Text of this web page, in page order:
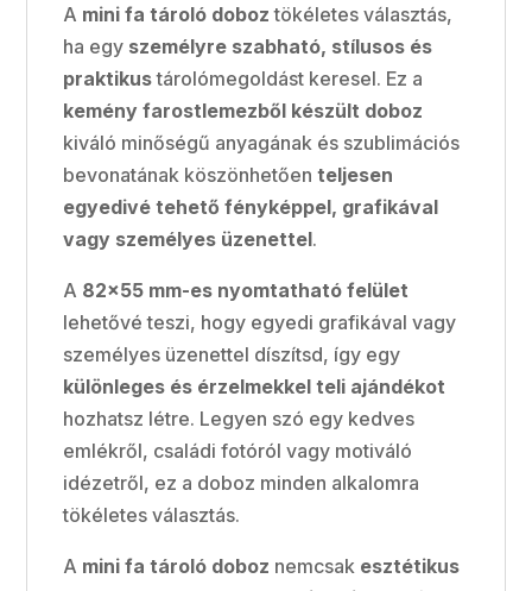
A mini fa tároló doboz tökéletes választás,
ha egy személyre szabható, stílusos és
praktikustárolómegoldást keresel. Ez a
kemény farostlemezből készült doboz
kiváló minőségű anyagának és szublimációs
bevonatának köszönhetőenteljesen
egyedivé tehető fényképpel, grafikával
vagy személyes üzenettel.
A 82×55 mm-es nyomtatható felület
lehetővé teszi, hogy egyedi grafikával vagy
személyes üzenettel díszítsd, így egy
különleges és érzelmekkel teli ajándékot
hozhatsz létre. Legyen szó egy kedves
emlékről, családi fotóról vagy motiváló
idézetről, ez a doboz minden alkalomra
tökéletes választás.
A mini fa tároló doboz nemcsak esztétikus